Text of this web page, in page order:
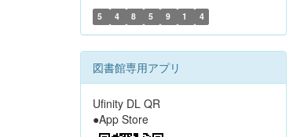
5 4 8 5 9 1 4
図書館専用アプリ
Ufinity DL QR
●App Store